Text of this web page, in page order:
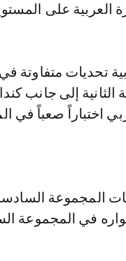
العربية على
تحديات متفاوتة
إلى جانب
اختباراً صعباً في
المجموعة السادسة
في المجموعة